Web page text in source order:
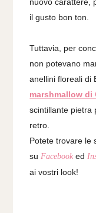
nuovo carattere,
il gusto bon ton.
Tuttavia, per
non potevano
anellini floreali di
marshmallow di
scintillante pietra
retro.
Potete trovare le
suFacebook ed
ai vostri look!